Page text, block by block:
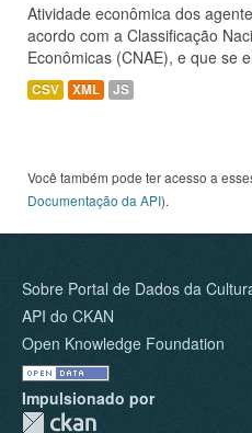
Atividade econômica dos
acordo com a Classificação
Econômicas (CNAE), e que se
CSV XML JS
Você também pode ter acesso a
Documentação da API).
Sobre Portal de Dados da
API do CKAN
Open Knowledge Foundation
Impulsionado por